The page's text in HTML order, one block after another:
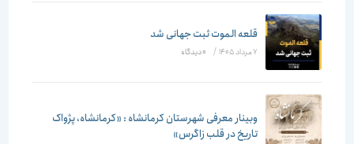
قلعه الموت ثبت جهانی شد
7 مرداد 1405 / ۰ دیدگاه
وبینار معرفی شهرستان کرمانشاه : «کرمانشاه، پژواک
تاریخ در قلب زاگرس»